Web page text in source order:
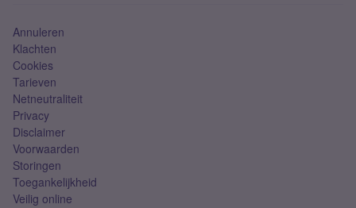
Annuleren
Klachten
Cookies
Tarieven
Netneutraliteit
Privacy
Disclaimer
Voorwaarden
Storingen
Toegankelijkheid
Veilig online